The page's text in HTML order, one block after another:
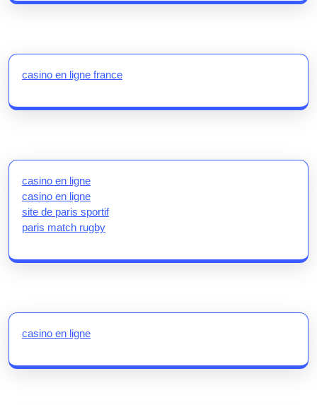
casino en ligne france
casino en ligne
casino en ligne
site de paris sportif
paris match rugby
casino en ligne